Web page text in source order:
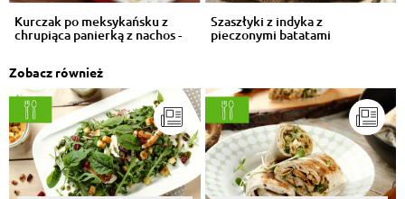
Kurczak po meksykańsku z
chrupiąca panierką z nachos -
Szaszłyki z indyka z
pieczonymi batatami
Zobacz również